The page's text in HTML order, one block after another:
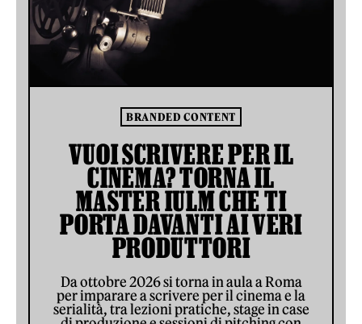
BRANDED CONTENT
VUOI SCRIVERE PER IL
CINEMA? TORNA IL
MASTER IULM CHE TI
PORTA DAVANTI AI VERI
PRODUTTORI
Da ottobre 2026 si torna in aula a Roma
per imparare a scrivere per il cinema e la
serialità, tra lezioni pratiche, stage in case